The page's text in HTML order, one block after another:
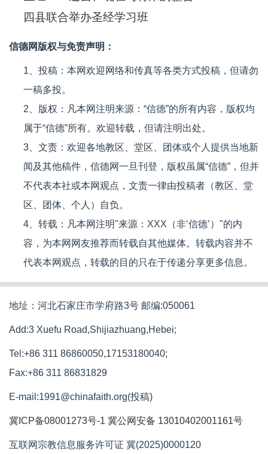
四县联合举办圣经学习班
信德网版权与免责声明：
1、投稿：本网欢迎网络和传真等各类方式投稿，但请勿
一稿多投。
2、版权：凡本网注明来源：“信德”的所有内容，版权均
属于“信德”所有。欢迎转载，但请注明出处。
3、文责：欢迎各地教区、堂区、团体或个人提供当地新
闻及其他稿件，信德网一旦刊登，版权虽属“信德”，但并
不代表本社或本网观点，文责一律由投稿者（教区、堂
区、团体、个人）自负。
4、转载：凡本网注明"来源：XXX（非‘信德’）"的内
容，为本网网友推荐而转载自其他媒体。转载内容并不
代表本网观点，转载的目的只在于传递分享更多信息。
地址：河北石家庄市学府路3号 邮编:050061
Add:3 Xuefu Road,Shijiazhuang,Hebei;
Tel:+86 311 86860050,17153180040;
Fax:+86 311 86831829
E-mail:1991@chinafaith.org(投稿)
冀ICP备08001273号-1 冀公网安备 13010402001161号
互联网宗教信息服务许可证 冀(2025)0000120